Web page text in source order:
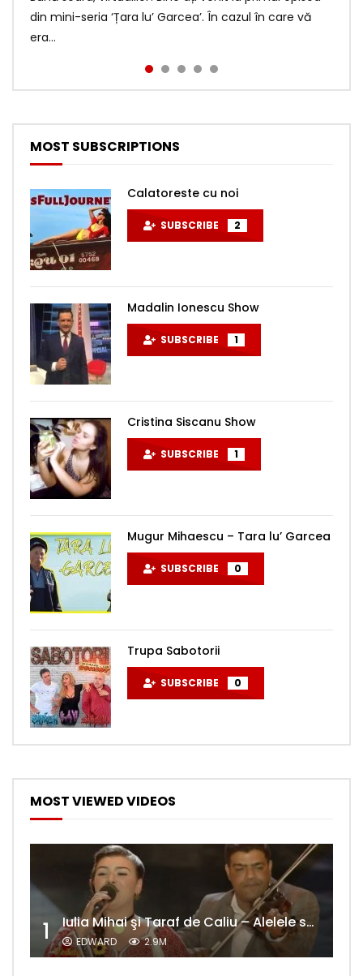
din mini-seria ‘Țara lu’ Garcea’. În cazul în care vă
era...
Varianta necenzurată a a...
https://revolut.me/duapintu Wise:
https://wise.com/pay/me/tudors43 Dacă vrei să fii
mesajele voastre de încurajare de săptămâna
trecută! De data acesta în Țara lu...
https://duapintu.ro/ Revolut...
MOST SUBSCRIPTIONS
Calatoreste cu noi
SUBSCRIBE 2
Madalin Ionescu Show
SUBSCRIBE 1
Cristina Siscanu Show
SUBSCRIBE 1
Mugur Mihaescu – Tara lu’ Garcea
SUBSCRIBE 0
Trupa Sabotorii
SUBSCRIBE 0
MOST VIEWED VIDEOS
1 Iulia Mihai şi Taraf de Caliu – Alelele sălcioară (@#VedetaPopulară)
EDWARD 2.9M